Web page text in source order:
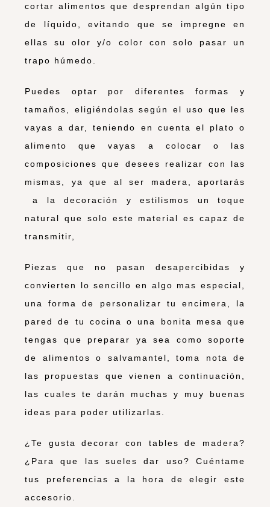
cortar alimentos que desprendan algún tipo
de líquido, evitando que se impregne en
ellas su olor y/o color con solo pasar un
trapo húmedo.
Puedes optar por diferentes formas y
tamaños, eligiéndolas según el uso que les
vayas a dar, teniendo en cuenta el plato o
alimento que vayas a colocar o las
composiciones que desees realizar con las
mismas, ya que al ser madera, aportarás
a la decoración y estilismos un toque
natural que solo este material es capaz de
transmitir,
Piezas que no pasan desapercibidas y
convierten lo sencillo en algo mas especial,
una forma de personalizar tu encimera, la
pared de tu cocina o una bonita mesa que
tengas que preparar ya sea como soporte
de alimentos o salvamantel, toma nota de
las propuestas que vienen a continuación,
las cuales te darán muchas y muy buenas
ideas para poder utilizarlas.
¿Te gusta decorar con tables de madera?
¿Para que las sueles dar uso? Cuéntame
tus preferencias a la hora de elegir este
accesorio.